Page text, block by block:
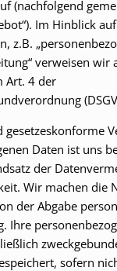
(nachfolgend
Im Hinblick
z.B.
verweisen wir
Art. 4 der
gesetzeskonforme
Daten ist uns
der
Wir machen die
der Abgabe
Ihre
sofern